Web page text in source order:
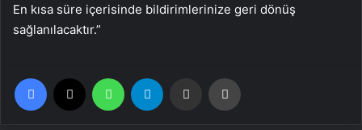
En kısa süre içerisinde bildirimlerinize geri dönüş
sağlanılacaktır.”
Facebook WhatsApp Email'den paylaş